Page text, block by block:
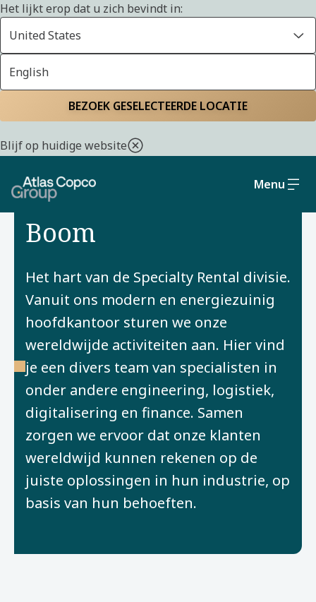
Het lijkt erop dat u zich bevindt in:
United States
English
BEZOEK GESELECTEERDE LOCATIE
Blijf op huidige website
Menu
LOCATIE
Boom
Het hart van de Specialty Rental divisie.
Vanuit ons modern en energiezuinig
hoofdkantoor sturen we onze
wereldwijde activiteiten aan. Hier vind
je een divers team van specialisten in
onder andere engineering, logistiek,
digitalisering en finance. Samen
zorgen we ervoor dat onze klanten
wereldwijd kunnen rekenen op de
juiste oplossingen in hun industrie, op
basis van hun behoeften.